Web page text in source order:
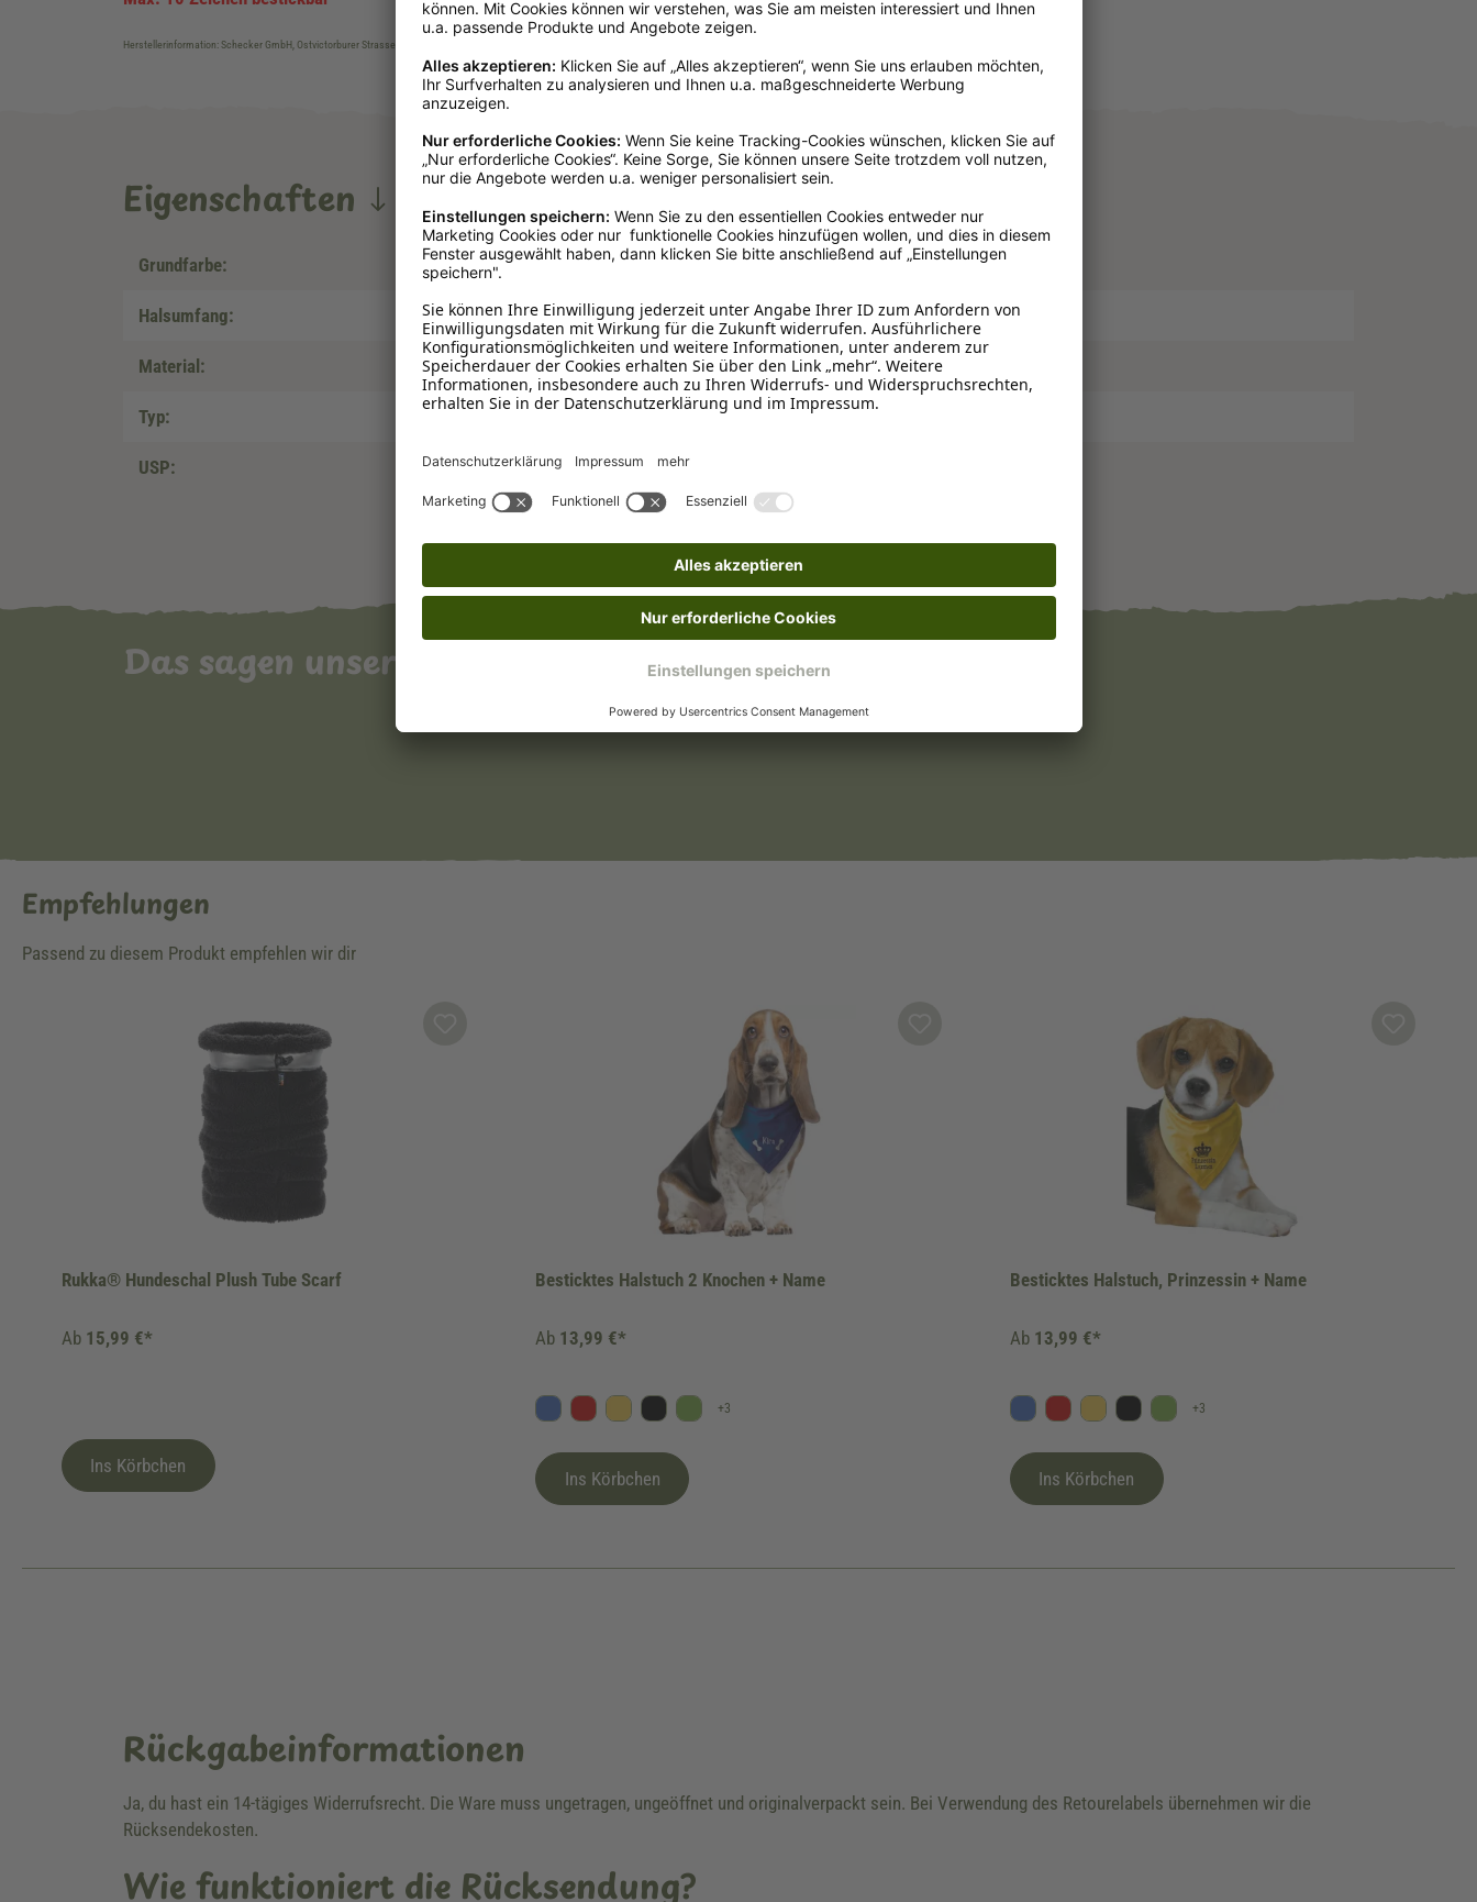
Herstellerinformation: Schecker GmbH, Ostvictorburer Strasse 109, DE-26624, Südbrookmerland, info@schecker.de
Eigenschaften
Grundfarbe: Rot
Halsumfang: 40 - 45 cm
Material: Baumwolle
Typ: Halstücher
USP:
Das sagen unsere Kunden
Empfehlungen
Passend zu diesem Produkt empfehlen wir dir
Rukka® Hundeschal Plush Tube Scarf
Ab 15,99 €*
Ins Körbchen
Besticktes Halstuch 2 Knochen + Name
BlauRot GelbSchwarz
Kiwi
+3
Ab 13,99 €*
Ins Körbchen
Besticktes Halstuch, Prinzessin + Name
BlauRot GelbSchwarz
Kiwi
+3
Ab 13,99 €*
Ins Körbchen
Rückgabeinformationen
Ja, du hast ein 14-tägiges Widerrufsrecht. Die Ware muss ungetragen, ungeöffnet und originalverpackt sein. Bei Verwendung des Retourelabels übernehmen wir die
Rücksendekosten.
Wie funktioniert die Rücksendung?